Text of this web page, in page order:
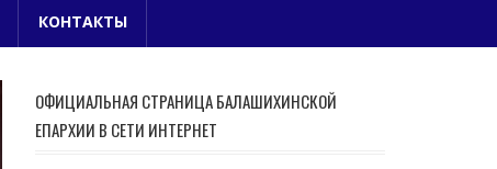
КОНТАКТЫ
ОФИЦИАЛЬНАЯ СТРАНИЦА БАЛАШИХИНСКОЙ
ЕПАРХИИ В СЕТИ ИНТЕРНЕТ